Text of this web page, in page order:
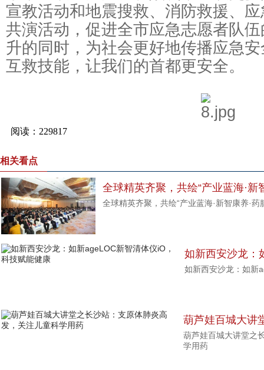
宣教活动和地震搜救、消防救援、
共演活动，促进全市应急志愿者队
升的同时，为社会更好地传播应急
互救技能，让我们的首都更安全。
相关看点
全球精英齐聚，共绘“产业蓝海·新
全球精英齐聚，共绘“产业蓝海·新智康养·药
如新西安沙龙：
科技赋能健康
如新西安沙龙：如新
葫芦娃百城大讲
发，关注儿童科
葫芦娃百城大讲堂之
学用药